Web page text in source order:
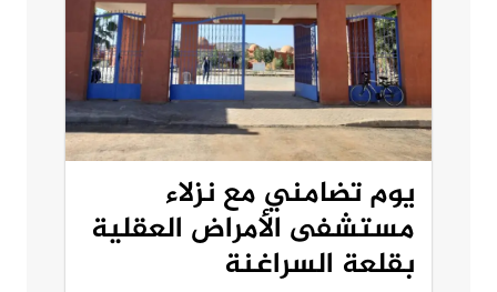
يوم تضامني مع نزلاء
مستشفى الأمراض العقلية
بقلعة السراغنة